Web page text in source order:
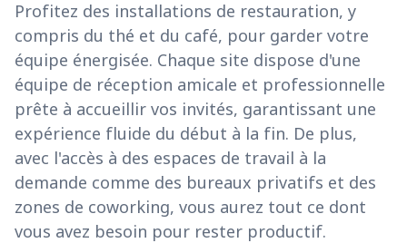
Profitez des installations de restauration, y
compris du thé et du café, pour garder votre
équipe énergisée. Chaque site dispose d'une
équipe de réception amicale et professionnelle
prête à accueillir vos invités, garantissant une
expérience fluide du début à la fin. De plus,
avec l'accès à des espaces de travail à la
demande comme des bureaux privatifs et des
zones de coworking, vous aurez tout ce dont
vous avez besoin pour rester productif.